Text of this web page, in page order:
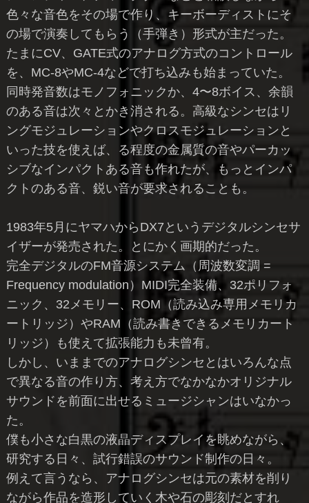
色々な音色をその場で作り、キーボーディストにそ
の場で演奏してもらう（手弾き）形式が主だった。
たまにCV、GATE式のアナログ方式のコントロール
を、MC-8やMC-4などで打ち込みも始まっていた。
同時発音数はモノフォニックか、4〜8ボイス、余韻
のある音は次々とかき消される。高級なシンセはリ
ングモジュレーションやクロスモジュレーションと
いった技を使えば、る程度の金属質の音やパーカッ
シブなインパクトある音も作れたが、もっとインパ
クトのある音、鋭い音が要求されることも。
1983年5月にヤマハからDX7というデジタルシンセサ
イザーが発売された。とにかく画期的だった。
完全デジタルのFM音源システム（周波数変調 =
Frequency modulation）MIDI完全装備、32ポリフォ
ニック、32メモリー、ROM（読み込み専用メモリカ
ートリッジ）やRAM（読み書きできるメモリカート
リッジ）も使えて拡張能力も未曾有。
しかし、いままでのアナログシンセとはいろんな点
で異なる音の作り方、考え方でなかなかオリジナル
サウンドを前面に出せるミュージシャンはいなかっ
た。
僕も小さな白黒の液晶ディスプレイを眺めながら、
研究する日々、試行錯誤のサウンド制作の日々。
例えて言うなら、アナログシンセは元の素材を削り
ながら作品を造形していく木や石の彫刻だとすれ